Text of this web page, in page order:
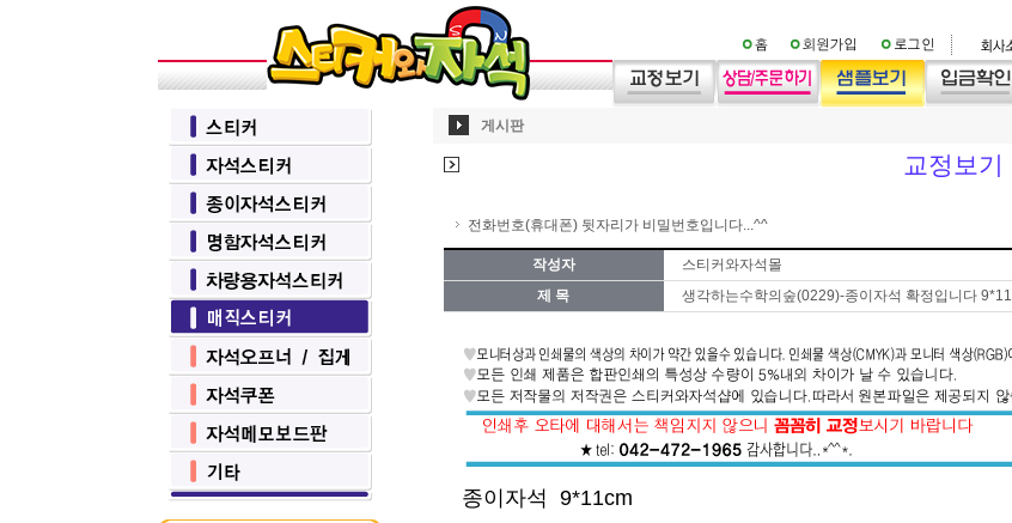
게시판
교정보기
전화번호(휴대폰) 뒷자리가 비밀번호입니다...^^
작성자 스티커와자석몰
제 목
생각하는수학의숲(0229)-종이자석 확정입니다 9*11
종이자석 9*11cm